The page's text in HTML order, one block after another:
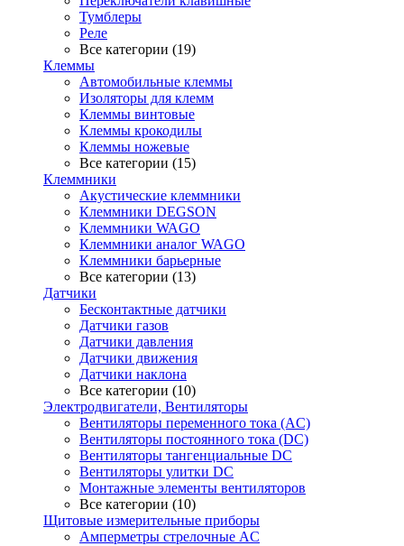
Тумблеры
Реле
Все категории (19)
Клеммы
Автомобильные клеммы
Изоляторы для клемм
Клеммы винтовые
Клеммы крокодилы
Клеммы ножевые
Все категории (15)
Клеммники
Акустические клеммники
Клеммники DEGSON
Клеммники WAGO
Клеммники аналог WAGO
Клеммники барьерные
Все категории (13)
Датчики
Бесконтактные датчики
Датчики газов
Датчики давления
Датчики движения
Датчики наклона
Все категории (10)
Электродвигатели, Вентиляторы
Вентиляторы переменного тока (AC)
Вентиляторы постоянного тока (DC)
Вентиляторы тангенциальные DC
Вентиляторы улитки DC
Монтажные элементы вентиляторов
Все категории (10)
Щитовые измерительные приборы
Амперметры стрелочные AC